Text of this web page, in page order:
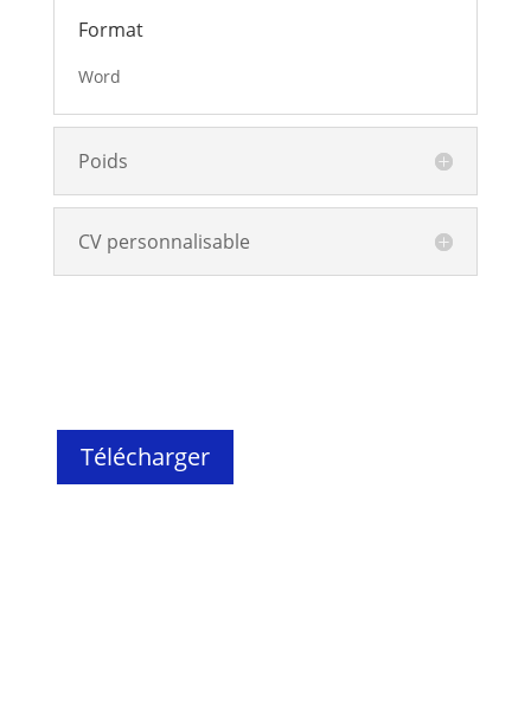
Format
Word
Poids
CV personnalisable
Télécharger